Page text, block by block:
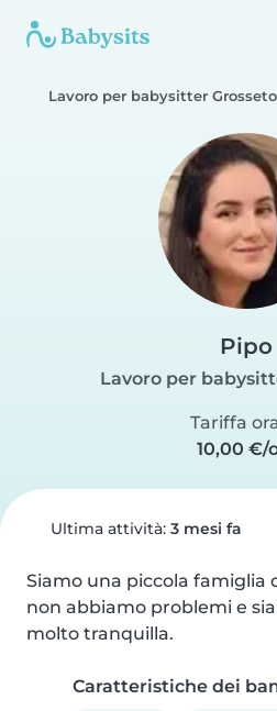
Lavoro per babysitter Grosseto
Pipo
Lavoro per
Tariffa
10,00 €/
Ultima attività: 3 mesi fa
Siamo una piccola famiglia
non abbiamo problemi e
molto tranquilla.
Caratteristiche dei